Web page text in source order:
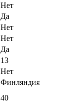
Нет
Да
Нет
Нет
Да
13
Нет
Финляндия
40